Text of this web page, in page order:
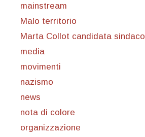
mainstream
Malo territorio
Marta Collot candidata sindaco
media
movimenti
nazismo
news
nota di colore
organizzazione